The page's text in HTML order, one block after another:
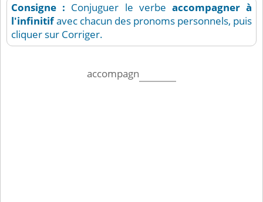
Consigne : Conjuguer le verbe accompagner à
l'infinitifavec chacun des pronoms personnels, puis
cliquer sur Corriger.
accompagn